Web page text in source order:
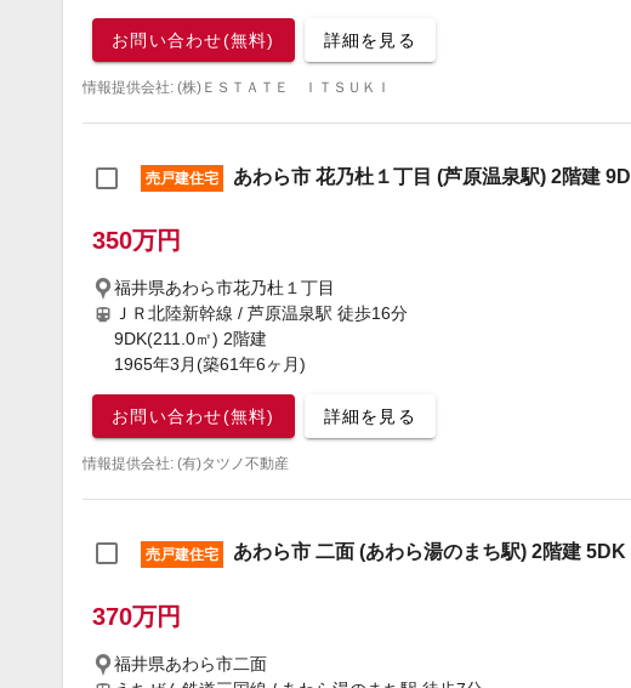
お問い合わせ(無料) 詳細を見る
情報提供会社: (株)ＥＳＴＡＴＥ ＩＴＳＵＫＩ
売戸建住宅 あわら市 花乃杜１丁目 (芦原温泉駅) 2階建
350万円
福井県あわら市花乃杜１丁目
ＪＲ北陸新幹線 / 芦原温泉駅 徒歩16分
9DK(211.0㎡) 2階建
1965年3月(築61年6ヶ月)
お問い合わせ(無料) 詳細を見る
情報提供会社: (有)タツノ不動産
売戸建住宅 あわら市 二面 (あわら湯のまち駅) 2階建 5DK
370万円
福井県あわら市二面